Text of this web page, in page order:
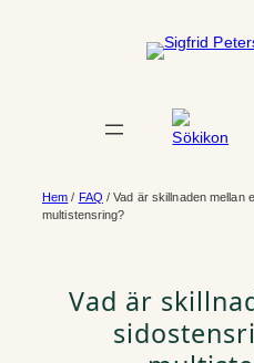
Hem / FAQ / Vad är skillnaden mellan
multistensring?
Vad är